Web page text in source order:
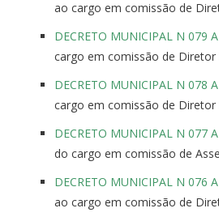
ao cargo em comissão de
DECRETO MUNICIPAL N 079
cargo em comissão de Diretor
DECRETO MUNICIPAL N 078
cargo em comissão de Diretor
DECRETO MUNICIPAL N 077
do cargo em comissão de
DECRETO MUNICIPAL N 076
ao cargo em comissão de